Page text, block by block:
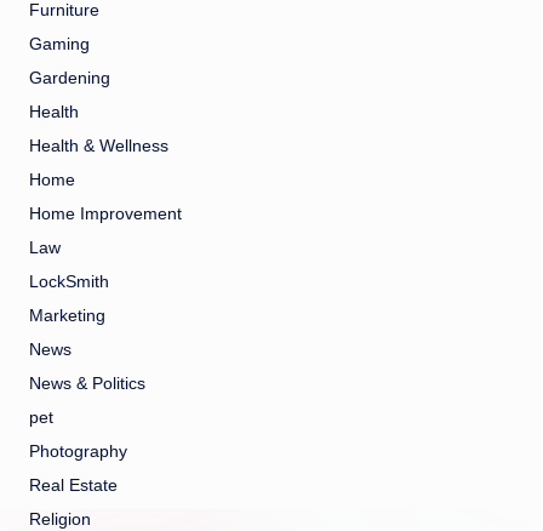
Furniture
Gaming
Gardening
Health
Health & Wellness
Home
Home Improvement
Law
LockSmith
Marketing
News
News & Politics
pet
Photography
Real Estate
Religion